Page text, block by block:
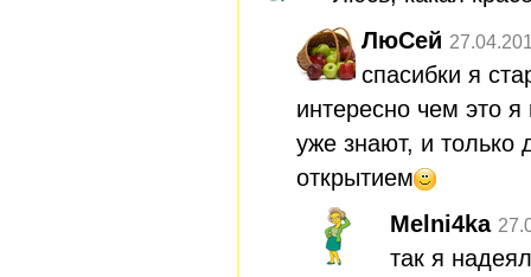
ЛюСей
спасибки я
интересно чем это
уже знают, и только
открытием
Melni4ka
так я